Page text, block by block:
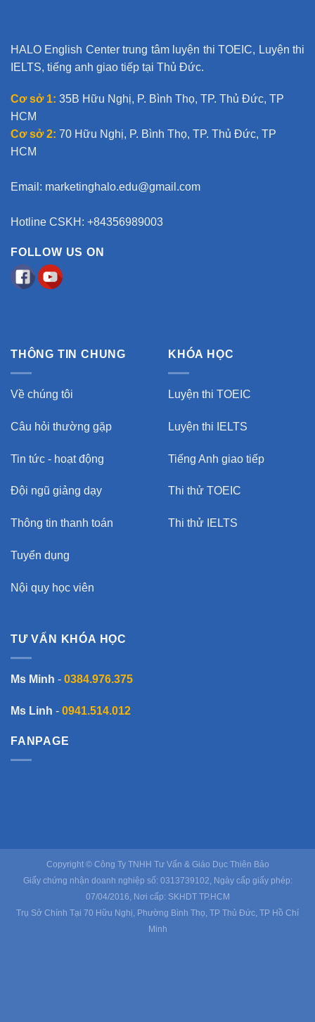
i
v
:
HALO English Center trung tâm luyện thi TOEIC, Luyện thi
IELTS, tiếng anh giao tiếp tại Thủ Đức.
Cơ sở 1: 35B Hữu Nghị, P. Bình Thọ, TP. Thủ Đức, TP
HCM
Cơ sở 2: 70 Hữu Nghị, P. Bình Thọ, TP. Thủ Đức, TP
HCM
Email: marketinghalo.edu@gmail.com
Hotline CSKH: +84356989003
FOLLOW US ON
THÔNG TIN CHUNG
Về chúng tôi
Câu hỏi thường gặp
Tin tức - hoạt động
Đội ngũ giảng dạy
Thông tin thanh toán
Tuyển dụng
Nội quy học viên
KHÓA HỌC
Luyện thi TOEIC
Luyện thi IELTS
Tiếng Anh giao tiếp
Thi thử TOEIC
Thi thử IELTS
TƯ VẤN KHÓA HỌC
Ms Minh - 0384.976.375
Ms Linh - 0941.514.012
FANPAGE
Copyright © Công Ty TNHH Tư Vấn & Giáo Dục Thiên Bảo
Giấy chứng nhận doanh nghiệp số: 0313739102, Ngày cấp giấy phép:
07/04/2016, Nơi cấp: SKHDT TP.HCM
Trụ Sở Chính Tại 70 Hữu Nghị, Phường Bình Thọ, TP Thủ Đức, TP Hồ Chí
Minh